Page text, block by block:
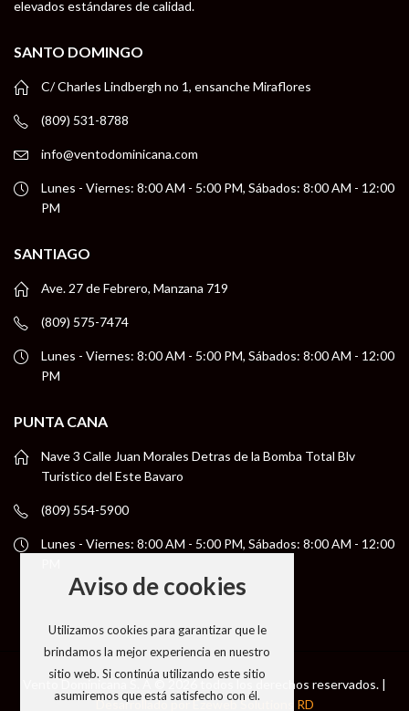
elevados estándares de calidad.
SANTO DOMINGO
C/ Charles Lindbergh no 1, ensanche Miraflores
(809) 531-8788
info@ventodominicana.com
Lunes - Viernes: 8:00 AM - 5:00 PM, Sábados: 8:00 AM - 12:00
PM
SANTIAGO
Ave. 27 de Febrero, Manzana 719
(809) 575-7474
Lunes - Viernes: 8:00 AM - 5:00 PM, Sábados: 8:00 AM - 12:00
PM
PUNTA CANA
Nave 3 Calle Juan Morales Detras de la Bomba Total Blv
Turistico del Este Bavaro
(809) 554-5900
Lunes - Viernes: 8:00 AM - 5:00 PM, Sábados: 8:00 AM - 12:00
Vento Dominicana S. A © 2026 todos los derechos reservados. |
Desarrollado por Ezeweb Solutions RD
Aviso de cookies
Utilizamos cookies para garantizar que le
brindamos la mejor experiencia en nuestro
sitio web. Si continúa utilizando este sitio
asumiremos que está satisfecho con él.